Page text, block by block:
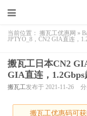
当前位置： 搬瓦工优惠网 »
JPTYO_8，CN2 GIA直连，
搬瓦工日本CN2
GIA直连，
搬瓦工发布于 2021-11-26 分
搬瓦工优惠码可获